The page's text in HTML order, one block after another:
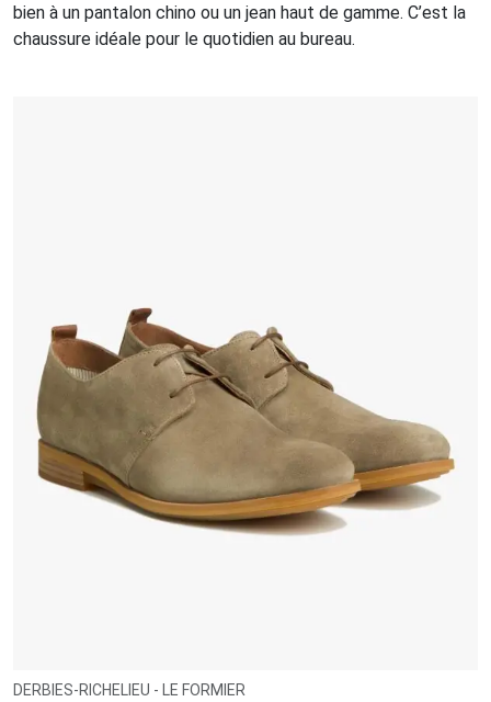
bien à un pantalon chino ou un jean haut de gamme. C’est la
chaussure idéale pour le quotidien au bureau.
DERBIES-RICHELIEU - LE FORMIER